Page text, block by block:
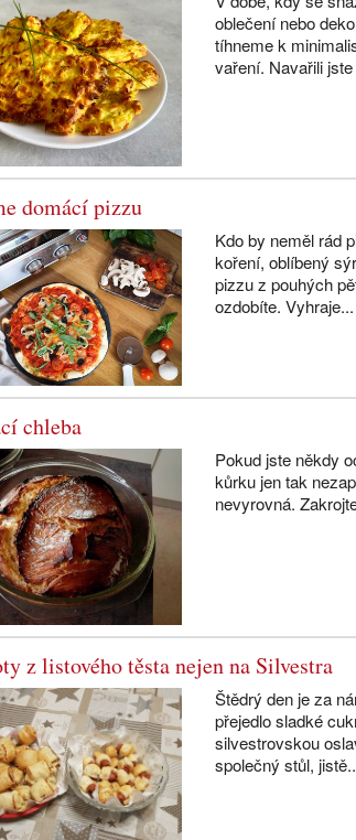
oblečení nebo
tíhneme k
vaření. Navařili
domácí pizzu
Kdo by neměl rád
koření, oblíbený
pizzu z pouhých
ozdobíte.
chleba
Pokud jste někdy
kůrku jen tak
nevyrovná.
z listového těsta nejen na Silvestra
Štědrý den je za
přejedlo sladké
silvestrovskou
společný stůl,